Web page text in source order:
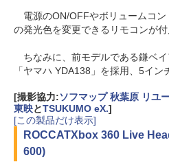
電源のON/OFFやボリュームコン
の発光色を変更できるリモコンが付
ちなみに、前モデルである鎌ベ
「ヤマハ YDA138」を採用、5イン
[撮影協力:ソフマップ 秋葉原 リユ
東映とTSUKUMO eX.]
[この製品だけ表示]
ROCCATXbox 360 Live
600)